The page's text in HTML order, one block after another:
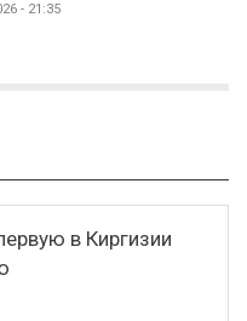
- 21:35
в Киргизии